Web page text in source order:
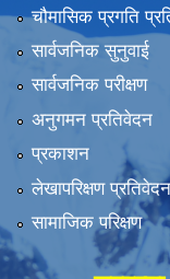
चौमासिक प्रगति
सार्वजनिक सुनुवाई
सार्वजनिक परीक्षण
अनुगमन प्रतिवेदन
प्रकाशन
लेखापरिक्षण प्रतिवेदन
सामाजिक परिक्षण